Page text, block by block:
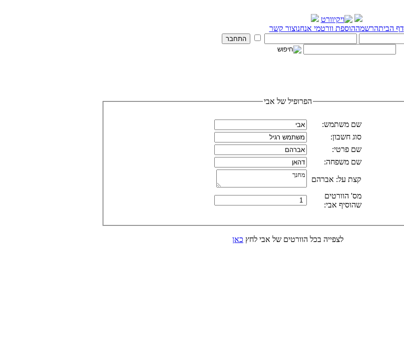
דף הביתהרשמההוספת וורטמי אנחנוצור קשר
הפרופיל של אבי
שם משתמש:
סוג חשבון:
שם פרטי:
שם משפחה:
קצת על: אברהם
מס' הוורטים
שהוסיף אבי:
לצפייה בכל הוורטים של אבי לחץ כאן